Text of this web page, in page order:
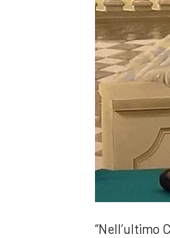
“Nell’ultimo